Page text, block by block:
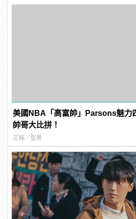
美國NBA「高富帥」Parsons魅力
帥哥大比拼！
正妹／型男